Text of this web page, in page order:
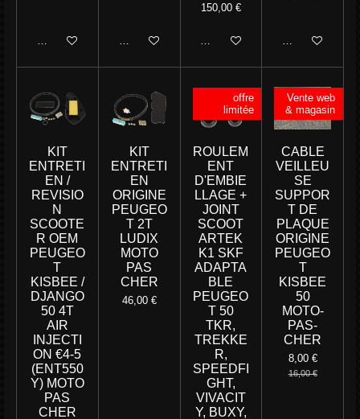
Ajouter au panier Ajouter au panier
150,00 €
Ajouter au panier Ajouter au
KIT
ENTRETI
EN /
REVISIO
N
SCOOTE
R OEM
PEUGEO
T
KISBEE /
DJANGO
50 4T
AIR
INJECTI
ON €4-5
(ENT550
Y) MOTO
PAS
CHER
KIT
ENTRETI
EN
ORIGINE
PEUGEO
T 2T
LUDIX
MOTO
PAS
CHER
46,00 €
offre
limitée
ROULEM
ENT
D'EMBIE
LLAGE +
JOINT
SCOOT
ARTEK
K1 SKF
ADAPTA
BLE
PEUGEO
T 50
TKR,
TREKKE
R,
SPEEDFI
GHT,
VIVACIT
Y, BUXY,
Vente web
& magasin
CABLE
VEILLEU
SE
SUPPOR
T DE
PLAQUE
ORIGINE
PEUGEO
T
KISBEE
50
MOTO-
PAS-
CHER
8,00 €
16,00 €